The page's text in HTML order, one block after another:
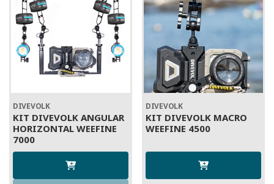
DIVEVOLK
KIT DIVEVOLK ANGULAR
HORIZONTAL WEEFINE
7000
DIVEVOLK
KIT DIVEVOLK MACRO
WEEFINE 4500